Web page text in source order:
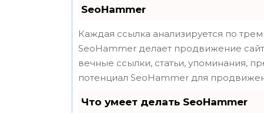
SeoHammer
Каждая ссылка анализируется по
SeoHammer делает продвижение
вечные ссылки, статьи, упоминания,
потенциал SeoHammer для
Что умеет делать SeoHammer